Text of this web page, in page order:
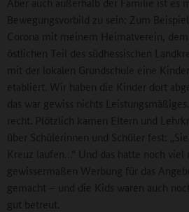
Bewegungsvorbild zu sein: Zum Beispiel
Corona mit meinem Heimatverein,
östlichen Teil des südhessischen
mit der lokalen Grundschule eine
etabliert. Wir haben die Kinder dort
das war gewiss nichts
recht. Plötzlich kamen Eltern und
über Schülerinnen und Schüler fest:
Kreuz laufen…“ Und das hatte noch
gewissermaßen Werbung für das
gemacht – und die Kids waren auch
gut betreut.